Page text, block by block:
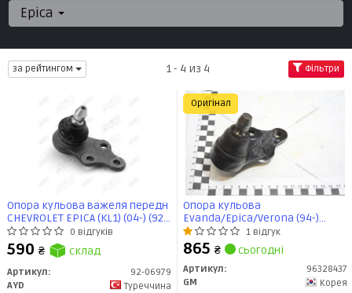
Epica
за рейтингом 1 - 4 из 4 Фільтри
Опора кульова важеля передн
CHEVROLET EPICA (KL1) (04-) (92-
06979) AYD
0 відгуків
590 ₴ склад
Артикул:
92-06979
AYD
Туреччина
Опора кульова
Evanda/Epica/Verona (94-)
перед низ (96328437) GM
1 відгук
865 ₴ сьогодні
Артикул:
96328437
GM
Корея
Оригінал